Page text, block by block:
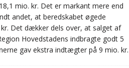
mio. kr. Det er markant mere end
andet, at beredskabet øgede
Det dækker dels over, at salget af
Hovedstadens indbragte godt 5
gav ekstra indtægter på 9 mio. kr.